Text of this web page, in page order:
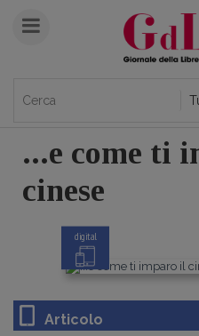
...e come ti
cinese
digital
Articolo